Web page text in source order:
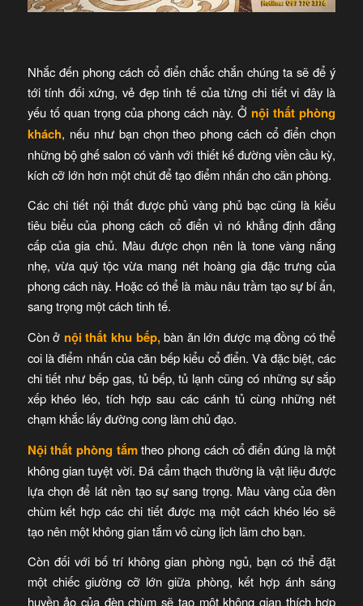
Nhắc đến phong cách cổ điển chắc chắn chúng ta sẽ để ý
tới tính đối xứng, vẻ đẹp tinh tế của từng chi tiết vi đây là
yếu tố quan trọng của phong cách này. Ở nội thất phòng
khách, nếu như bạn chọn theo phong cách cổ điển chọn
những bộ ghế salon có vành với thiết kế đường viền cầu kỳ,
kích cỡ lớn hơn một chút để tạo điểm nhấn cho căn phòng.
Các chi tiết nội thất được phủ vàng phủ bạc cũng là kiểu
tiêu biểu của phong cách cổ điển vì nó khẳng định đẳng
cấp của gia chủ. Màu được chọn nên là tone vàng nắng
nhẹ, vừa quý tộc vừa mang nét hoàng gia đặc trưng của
phong cách này. Hoặc có thể là màu nâu trầm tạo sự bí ẩn,
sang trọng một cách tinh tế.
Còn ở nội thất khu bếp,bàn ăn lớn được mạ đồng có thể
coi là điểm nhấn của căn bếp kiểu cổ điển. Và đặc biệt, các
chi tiết như bếp gas, tủ bếp, tủ lạnh cũng có những sự sắp
xếp khéo léo, tích hợp sau các cánh tủ cùng những nét
chạm khắc lấy đường cong làm chủ đạo.
Nội thất phòng tắmtheo phong cách cổ điển đúng là một
không gian tuyệt vời. Đá cẩm thạch thường là vật liệu được
lựa chọn để lát nền tạo sự sang trọng. Màu vàng của đèn
chùm kết hợp các chi tiết được mạ một cách khéo léo sẽ
tạo nên một không gian tắm vô cùng lịch lãm cho bạn.
Còn đối với bố trí không gian phòng ngủ, bạn có thể đặt
một chiếc giường cỡ lớn giữa phòng, kết hợp ánh sáng
huyền ảo của đèn chùm sẽ tạo một không gian thích hợp